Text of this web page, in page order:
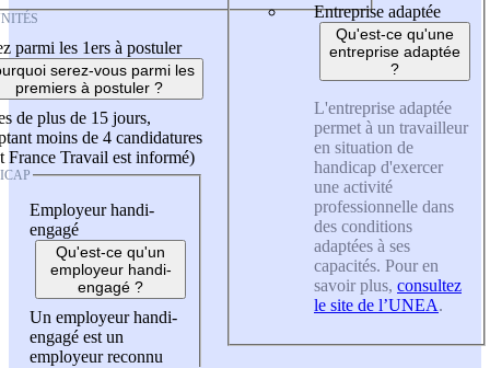
parmi les 1ers à postuler
serez-vous parmi les
premiers à postuler ?
de plus de 15 jours,
moins de 4 candidatures
France Travail est informé)
Employeur handi-
engagé
Qu'est-ce qu'un
employeur handi-
engagé ?
Un employeur handi-
engagé est un
employeur reconnu
Entreprise adaptée
Qu'est-ce qu'une
entreprise adaptée
?
L'entreprise adaptée
permet à un travailleur
en situation de
handicap d'exercer
une activité
professionnelle dans
des conditions
adaptées à ses
capacités. Pour en
savoir plus, consultez
le site de l’UNEA.